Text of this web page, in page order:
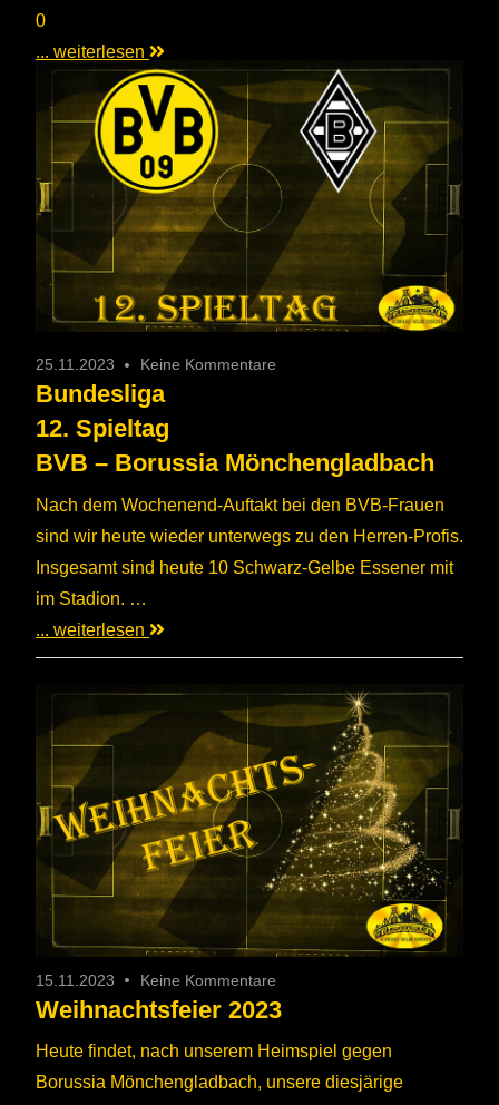
0
... weiterlesen
25.11.2023 Keine Kommentare
Bundesliga
12. Spieltag
BVB – Borussia Mönchengladbach
Nach dem Wochenend-Auftakt bei den BVB-Frauen
sind wir heute wieder unterwegs zu den Herren-Profis.
Insgesamt sind heute 10 Schwarz-Gelbe Essener mit
im Stadion. …
... weiterlesen
15.11.2023 Keine Kommentare
Weihnachtsfeier 2023
Heute findet, nach unserem Heimspiel gegen
Borussia Mönchengladbach, unsere diesjärige